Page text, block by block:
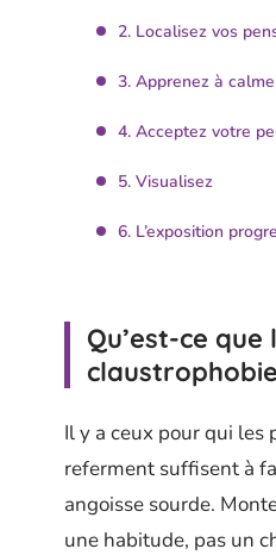
2. Localisez vos
3. Apprenez à
4. Acceptez votre
5. Visualisez
6. L’exposition
Qu’est-ce que
Il y a ceux pour qui les
referment suffisent à
angoisse sourde.
une habitude, pas un